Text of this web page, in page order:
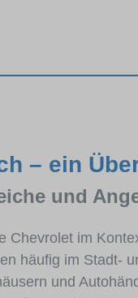
– ein
und
Chevrolet im
häufig im Stadt-
und